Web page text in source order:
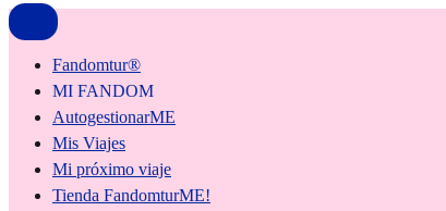
Fandomtur®
MI FANDOM
AutogestionarME
Mis Viajes
Mi próximo viaje
Tienda FandomturME!